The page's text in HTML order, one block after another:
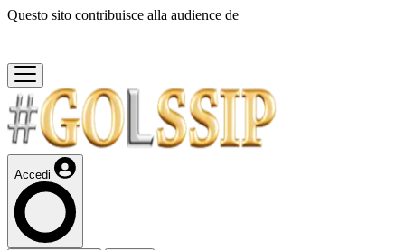
Questo sito contribuisce alla audience de
Accedi